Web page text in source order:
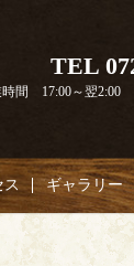
TEL
時間 17:00～翌
ス ギャラリー